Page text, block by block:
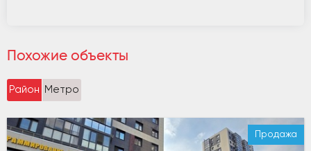
Похожие объекты
Район Метро
Продажа